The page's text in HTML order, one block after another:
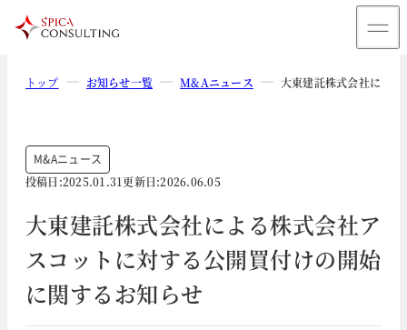
トップ お知らせ一覧 M&Aニュース 大東建託株式会社によ
M&Aニュース
投稿日:2025.01.31更新日:2026.06.05
大東建託株式会社による株式会社ア
スコットに対する公開買付けの開始
に関するお知らせ